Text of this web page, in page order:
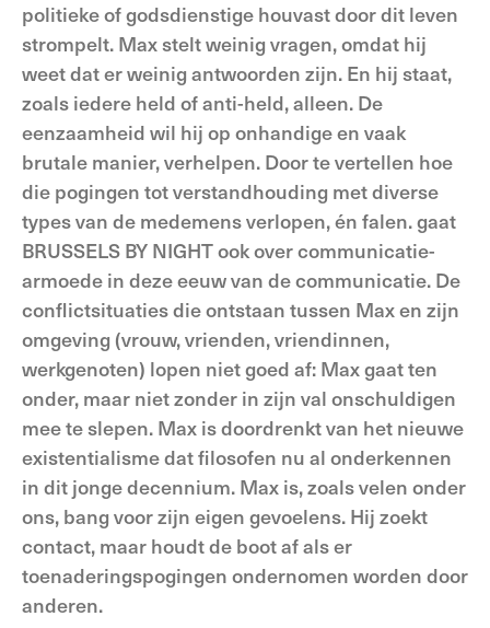
politieke of godsdienstige houvast door dit leven
strompelt. Max stelt weinig vragen, omdat hij
weet dat er weinig antwoorden zijn. En hij staat,
zoals iedere held of anti-held, alleen. De
eenzaamheid wil hij op onhandige en vaak
brutale manier, verhelpen. Door te vertellen hoe
die pogingen tot verstandhouding met diverse
types van de medemens verlopen, én falen. gaat
BRUSSELS BY NIGHT ook over communicatie-
armoede in deze eeuw van de communicatie. De
conflictsituaties die ontstaan tussen Max en zijn
omgeving (vrouw, vrienden, vriendinnen,
werkgenoten) lopen niet goed af: Max gaat ten
onder, maar niet zonder in zijn val onschuldigen
mee te slepen. Max is doordrenkt van het nieuwe
existentialisme dat filosofen nu al onderkennen
in dit jonge decennium. Max is, zoals velen onder
ons, bang voor zijn eigen gevoelens. Hij zoekt
contact, maar houdt de boot af als er
toenaderingspogingen ondernomen worden door
anderen.